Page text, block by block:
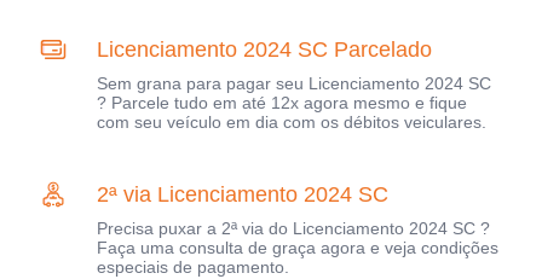
Licenciamento 2024 SC Parcelado
Sem grana para pagar seu Licenciamento 2024 SC
? Parcele tudo em até 12x agora mesmo e fique
com seu veículo em dia com os débitos veiculares.
2ª via Licenciamento 2024 SC
Precisa puxar a 2ª via do Licenciamento 2024 SC ?
Faça uma consulta de graça agora e veja condições
especiais de pagamento.